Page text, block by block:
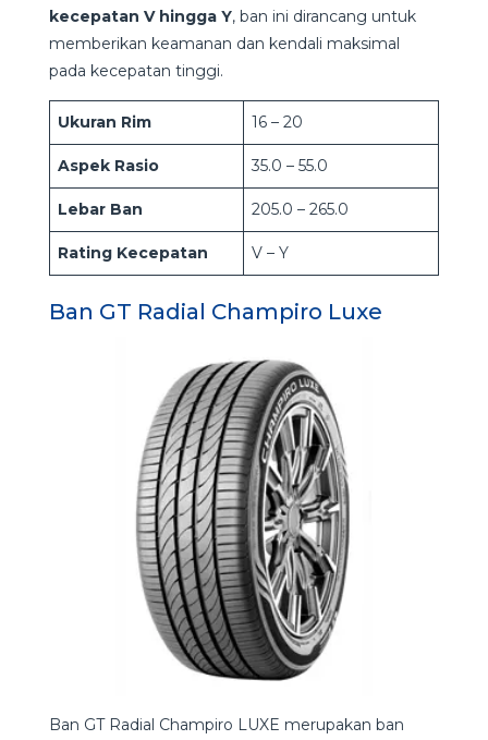
kecepatan V hingga Y, ban ini dirancang untuk
memberikan keamanan dan kendali maksimal
pada kecepatan tinggi.
Ukuran Rim 16 – 20
Aspek Rasio 35.0 – 55.0
Lebar Ban 205.0 – 265.0
Rating Kecepatan V – Y
Ban GT Radial Champiro Luxe
Ban GT Radial Champiro LUXE merupakan ban